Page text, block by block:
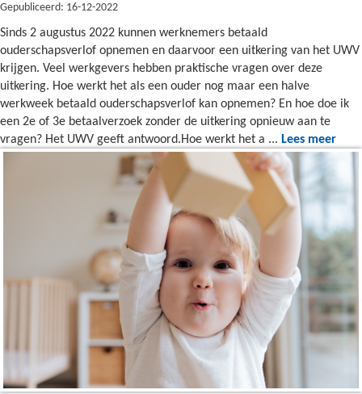
Gepubliceerd: 16-12-2022
Sinds 2 augustus 2022 kunnen werknemers betaald
ouderschapsverlof opnemen en daarvoor een uitkering van het UWV
krijgen. Veel werkgevers hebben praktische vragen over deze
uitkering. Hoe werkt het als een ouder nog maar een halve
werkweek betaald ouderschapsverlof kan opnemen? En hoe doe ik
een 2e of 3e betaalverzoek zonder de uitkering opnieuw aan te
vragen? Het UWV geeft antwoord.Hoe werkt het a ... Lees meer